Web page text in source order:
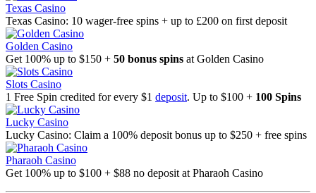
Texas Casino
Texas Casino: 10 wager-free spins + up to £200 on first deposit
Golden Casino
Get 100% up to $150 + 50 bonus spins at Golden Casino
Slots Casino
1 Free Spin credited for every $1 deposit. Up to $100 + 100 Spins
Lucky Casino
Lucky Casino: Claim a 100% deposit bonus up to $250 + free spins
Pharaoh Casino
Get 100% up to $100 + $88 no deposit at Pharaoh Casino